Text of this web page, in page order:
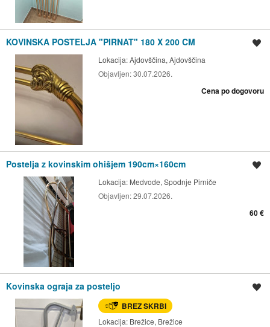
KOVINSKA POSTELJA "PIRNAT" 180 X 200 CM
Lokacija:Ajdovščina, Ajdovščina
Objavljen:30.07.2026.
Cena po dogovoru
Postelja z kovinskim ohišjem 190cm×160cm
Lokacija: Medvode, Spodnje Pirniče
Objavljen:29.07.2026.
60 €
Kovinska ograja za posteljo
BREZ SKRBI
Lokacija: Brežice, Brežice